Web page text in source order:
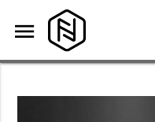
menu
menu